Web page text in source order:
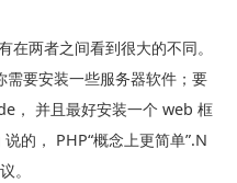
在两者之间看到很大的不同。
要安装一些服务器软件；要
， 并且最好安装一个 web 框
的， PHP“概念上更简单”.N
。